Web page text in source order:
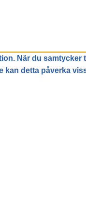
När du
kan detta påverka